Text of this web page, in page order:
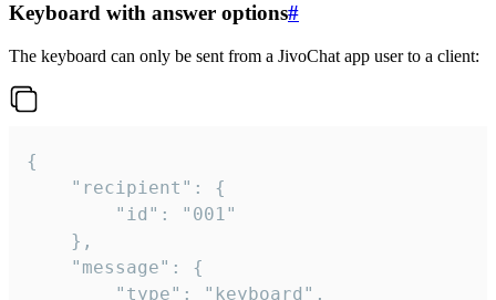
Keyboard with answer options#
The keyboard can only be sent from a JivoChat app user to a client:
{